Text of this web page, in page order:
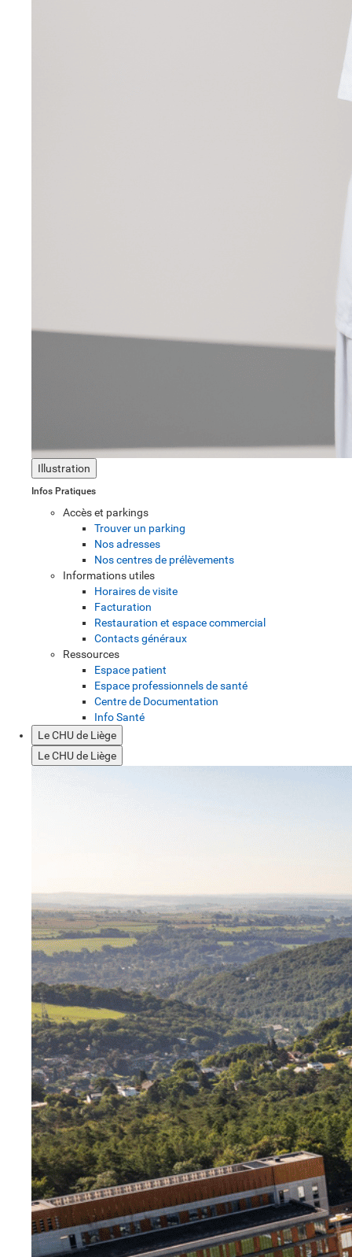
Illustration
Infos Pratiques
Accès et parkings
Trouver un parking
Nos adresses
Nos centres de prélèvements
Informations utiles
Horaires de visite
Facturation
Restauration et espace commercial
Contacts généraux
Ressources
Espace patient
Espace professionnels de santé
Centre de Documentation
Info Santé
Le CHU de Liège
Le CHU de Liège